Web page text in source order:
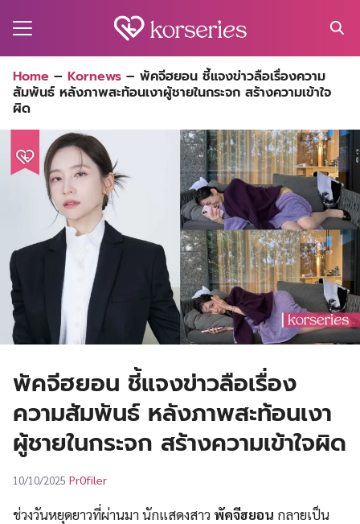
for:
Home – Kornews – พัคจีฮยอน ชี้แจงข่าวลือเรื่องความ
สัมพันธ์ หลังภาพสะท้อนเงาผู้ชายในกระจก สร้างความเข้าใจ
ผิด
พัคจีฮยอน ชี้แจงข่าวลือเรื่อง
ความสัมพันธ์ หลังภาพสะท้อนเงา
ผู้ชายในกระจก สร้างความเข้าใจผิด
10/10/2025 Pr0filer
ช่วงวันหยุดยาวที่ผ่านมา นักแสดงสาว พัคจีฮยอน กลายเป็น